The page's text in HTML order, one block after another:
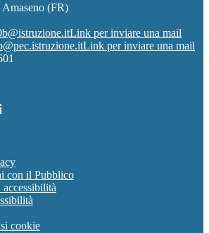
(FR)
Link per inviare una mail
Link per inviare una mail
con il Pubblico
cookie